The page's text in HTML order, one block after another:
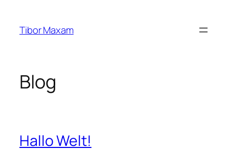
springen
Tibor Maxam
Blog
Hallo Welt!